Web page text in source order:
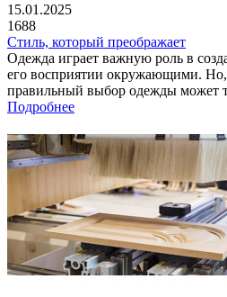
15.01.2025
1688
Стиль, который преображает
Одежда играет важную роль в
его восприятии окружающими.
правильный выбор одежды может
Подробнее